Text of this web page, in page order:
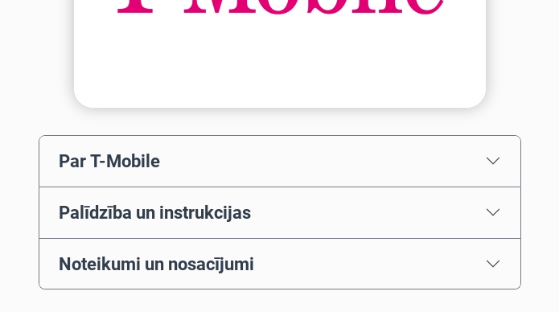
Par T-Mobile
Palīdzība un instrukcijas
Noteikumi un nosacījumi